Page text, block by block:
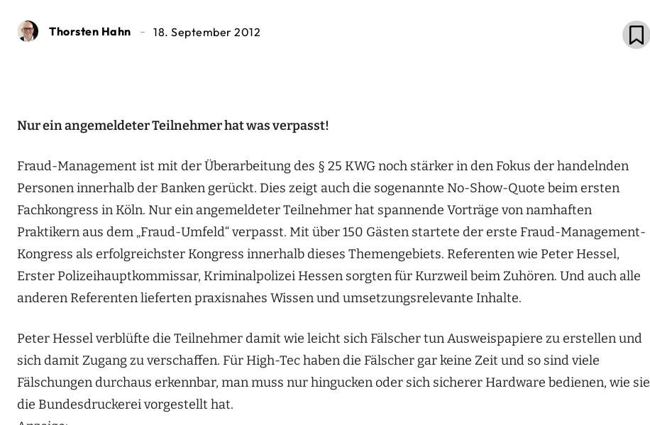
Thorsten Hahn 18. September 2012
Nur ein angemeldeter Teilnehmer hat was verpasst!
Fraud-Management ist mit der Überarbeitung des § 25 KWG noch stärker in den Fokus der handelnden
Personen innerhalb der Banken gerückt. Dies zeigt auch die sogenannte No-Show-Quote beim ersten
Fachkongress in Köln. Nur ein angemeldeter Teilnehmer hat spannende Vorträge von namhaften
Praktikern aus dem „Fraud-Umfeld“ verpasst. Mit über 150 Gästen startete der erste Fraud-Management-
Kongress als erfolgreichster Kongress innerhalb dieses Themengebiets. Referenten wie Peter Hessel,
Erster Polizeihauptkommissar, Kriminalpolizei Hessen sorgten für Kurzweil beim Zuhören. Und auch alle
anderen Referenten lieferten praxisnahes Wissen und umsetzungsrelevante Inhalte.
Peter Hessel verblüfte die Teilnehmer damit wie leicht sich Fälscher tun Ausweispapiere zu erstellen und
sich damit Zugang zu verschaffen. Für High-Tec haben die Fälscher gar keine Zeit und so sind viele
Fälschungen durchaus erkennbar, man muss nur hingucken oder sich sicherer Hardware bedienen, wie sie
die Bundesdruckerei vorgestellt hat.